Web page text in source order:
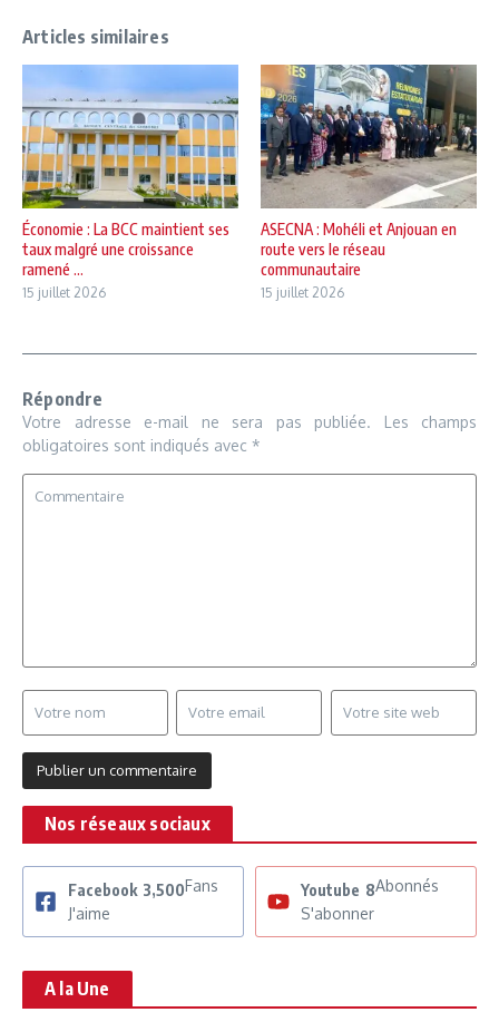
Articles similaires
Économie : La BCC maintient ses
taux malgré une croissance
ramené ...
15 juillet 2026
ASECNA : Mohéli et Anjouan en
route vers le réseau
communautaire
15 juillet 2026
Répondre
Votre adresse e-mail ne sera pas publiée.
Les champs
obligatoires sont indiqués avec *
Nos réseaux sociaux
Facebook 3,500Fans
J'aime
Youtube 8Abonnés
S'abonner
A la Une